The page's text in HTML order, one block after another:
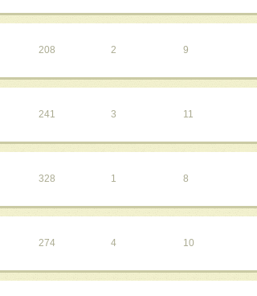
208 2 9
241 3 11
328 1 8
274 4 10